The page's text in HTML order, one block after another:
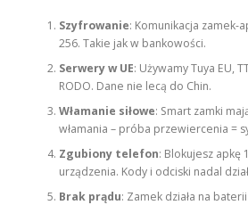
Szyfrowanie: Komunikacja zamek-
256. Takie jak w bankowości.
Serwery w UE: Używamy Tuya EU,
RODO. Dane nie lecą do Chin.
Włamanie siłowe: Smart zamki
włamania – próba przewiercenia =
Zgubiony telefon: Blokujesz apkę
urządzenia. Kody i odciski nadal
Brak prądu: Zamek działa na